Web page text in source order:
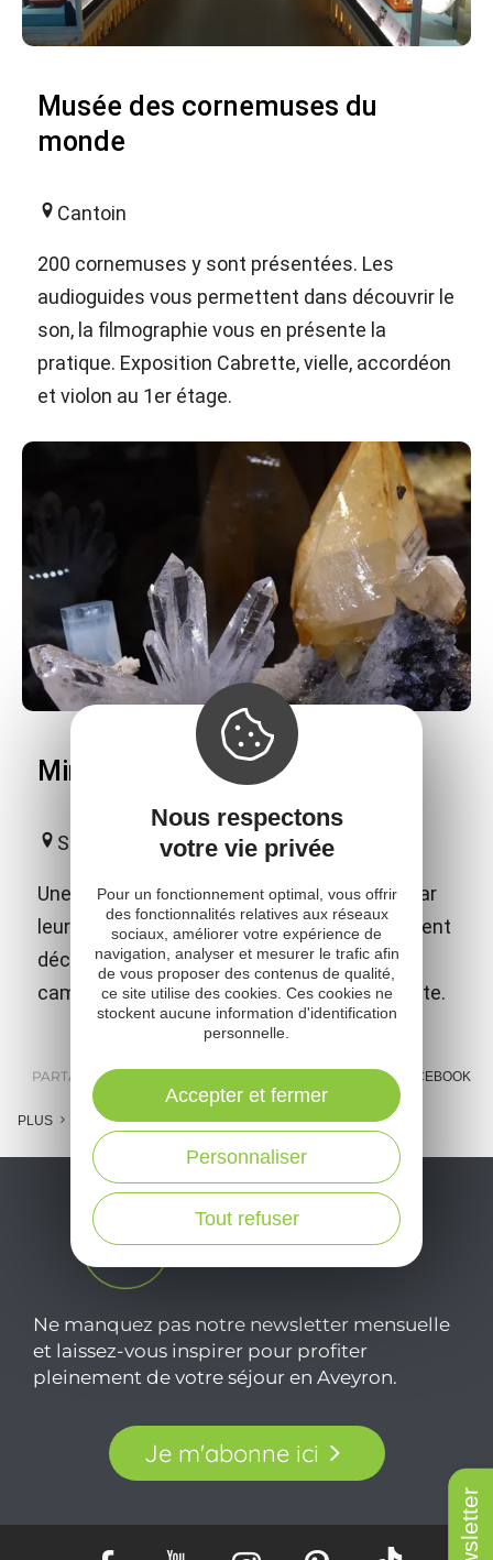
Musée des cornemuses du
monde
Cantoin
200 cornemuses y sont présentées. Les
audioguides vous permettent dans découvrir le
son, la filmographie vous en présente la
pratique. Exposition Cabrette, vielle, accordéon
et violon au 1er étage.
Minér'Aubrac
Saint-Amans-des-Côts
Une étonnante collection de minéraux qui par
leur beauté et leurs diversités vous emmènent
découvrir les trésors géologiques de nos
campagnes mais aussi ceux de notre planète.
PARTAGER : FACEBOOK
PLUS
Ne manquez pas notre newsletter mensuelle
et laissez-vous inspirer pour profiter
pleinement de votre séjour en Aveyron.
Je m'abonne ici
Nous respectons
votre vie privée
Pour un fonctionnement optimal, vous offrir
des fonctionnalités relatives aux réseaux
sociaux, améliorer votre expérience de
navigation, analyser et mesurer le trafic afin
de vous proposer des contenus de qualité,
ce site utilise des cookies. Ces cookies ne
stockent aucune information d'identification
personnelle.
Tout refuser
Personnaliser
Accepter et fermer